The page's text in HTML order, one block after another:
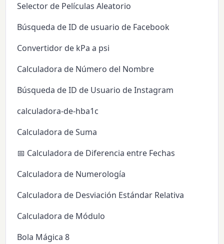
Selector de Películas Aleatorio
Búsqueda de ID de usuario de Facebook
Convertidor de kPa a psi
Calculadora de Número del Nombre
Búsqueda de ID de Usuario de Instagram
calculadora-de-hba1c
Calculadora de Suma
📅 Calculadora de Diferencia entre Fechas
Calculadora de Numerología
Calculadora de Desviación Estándar Relativa
Calculadora de Módulo
Bola Mágica 8